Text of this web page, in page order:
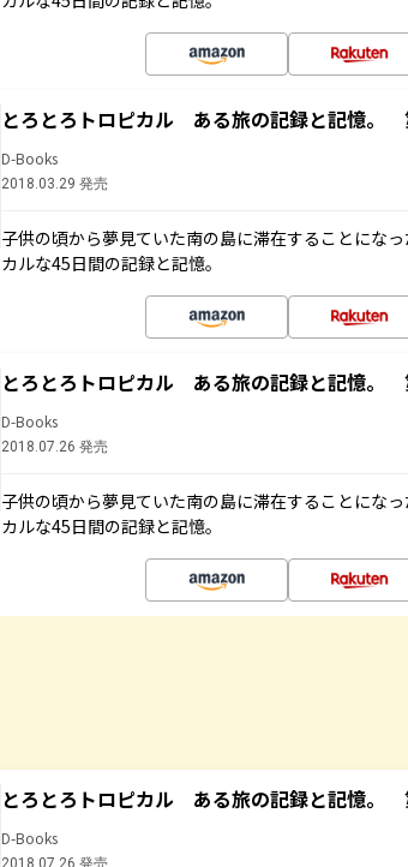
とろとろトロピカル ある旅の記録と記憶。
D-Books
2018.03.29 発売
子供の頃から夢見ていた南の島に滞在することにな
カルな45日間の記録と記憶。
とろとろトロピカル ある旅の記録と記憶。
D-Books
2018.07.26 発売
子供の頃から夢見ていた南の島に滞在することにな
カルな45日間の記録と記憶。
とろとろトロピカル ある旅の記録と記憶。
D-Books
2018.07.26 発売